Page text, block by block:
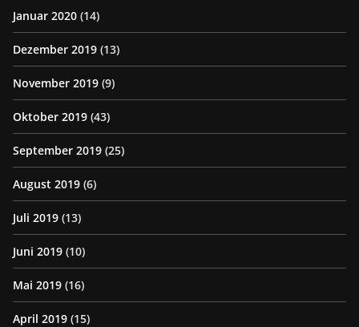
Januar 2020 (14)
Dezember 2019 (13)
November 2019 (9)
Oktober 2019 (43)
September 2019 (25)
August 2019 (6)
Juli 2019 (13)
Juni 2019 (10)
Mai 2019 (16)
April 2019 (15)